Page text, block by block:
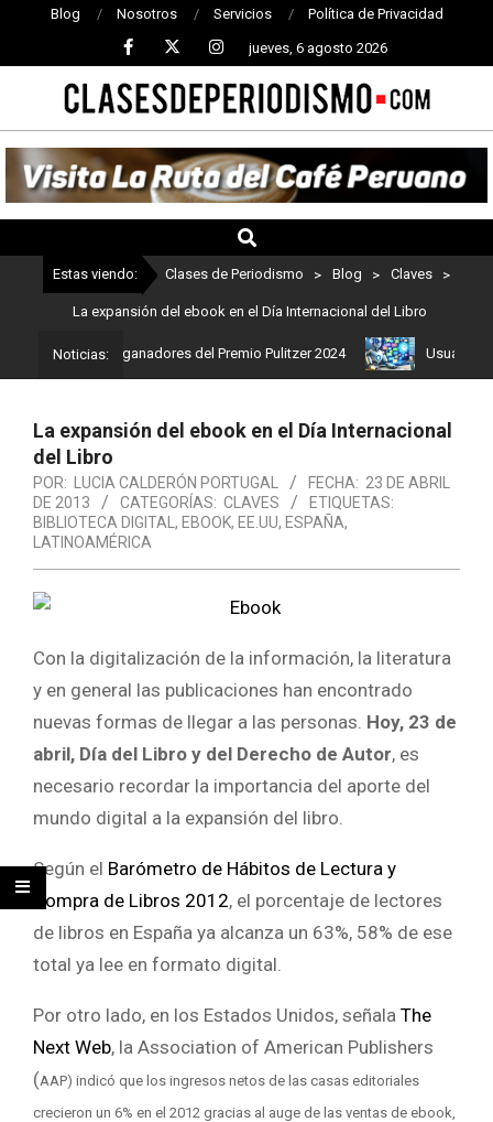
Blog Nosotros Servicios Política de Privacidad
jueves, 6 agosto 2026
CLASES
DE
PERIODISMO
Estas viendo: Clases de Periodismo > Blog > Claves >
La expansión del ebook en el Día Internacional del Libro
Noticias:
Estos son los ganadores del Premio Pulitzer 2024 Usuarios de
La expansión del ebook en el Día Internacional
del Libro
POR: LUCIA CALDERÓN PORTUGAL FECHA: 23 DE ABRIL
DE 2013
CATEGORÍAS: CLAVES
ETIQUETAS:
BIBLIOTECA DIGITAL , EBOOK, EE.UU, ESPAÑA,
LATINOAMÉRICA
Con la digitalización de la información, la literatura
y en general las publicaciones han encontrado
nuevas formas de llegar a las personas. Hoy, 23 de
abril, Día del Libro y del Derecho de Autor, es
necesario recordar la importancia del aporte del
mundo digital a la expansión del libro.
Según el Barómetro de Hábitos de Lectura y
Compra de Libros 2012, el porcentaje de lectores
de libros en España ya alcanza un 63%, 58% de ese
total ya lee en formato digital.
Por otro lado, en los Estados Unidos, señala The
Next Web, la Association of American Publishers
(AAP) indicó que los ingresos netos de las casas editoriales
crecieron un 6% en el 2012 gracias al auge de las ventas de ebook,